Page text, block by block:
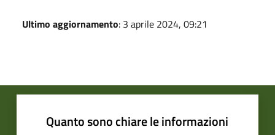
Ultimo aggiornamento: 3 aprile 2024, 09:21
Quanto sono chiare le informazioni